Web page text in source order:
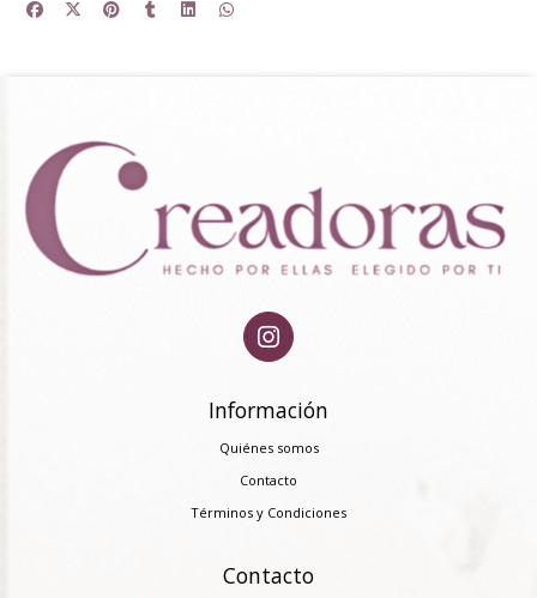
Información
Quiénes somos
Contacto
Términos y Condiciones
Contacto